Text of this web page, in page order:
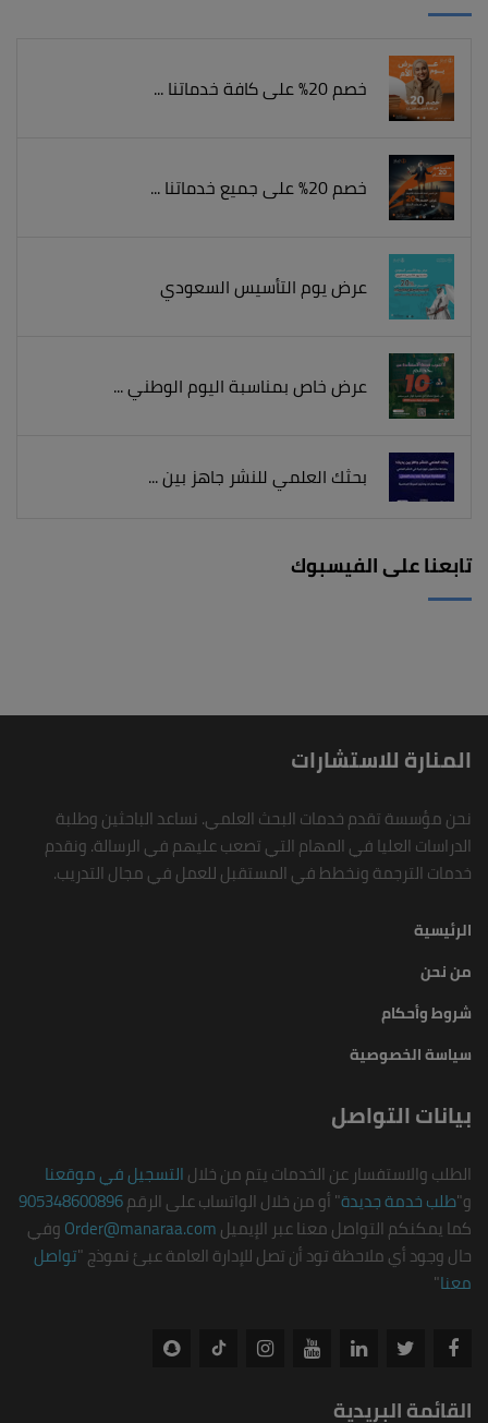
خصم 20% على كافة خدماتنا ...
خصم 20% على جميع خدماتنا ...
عرض يوم التأسيس السعودي
عرض خاص بمناسبة اليوم الوطني ...
بحثك العلمي للنشر جاهز بين ...
تابعنا على الفيسبوك
المنارة للاستشارات
نحن مؤسسة تقدم خدمات البحث العلمي. نساعد الباحثين وطلبة
الدراسات العليا في المهام التي تصعب عليهم في الرسالة. ونقدم
خدمات الترجمة ونخطط في المستقبل للعمل في مجال التدريب.
الرئيسية
من نحن
شروط وأحكام
سياسة الخصوصية
بيانات التواصل
الطلب والاستفسار عن الخدمات يتم من خلالالتسجيل في موقعنا
و"طلب خدمة جديدة" أو من خلال الواتساب على الرقم905348600896
كما يمكنكم التواصل معنا عبر الإيميلOrder@manaraa.comوفي
حال وجود أي ملاحظة تود أن تصل للإدارة العامة عبئ نموذج "تواصل
معنا"
القائمة البريدية